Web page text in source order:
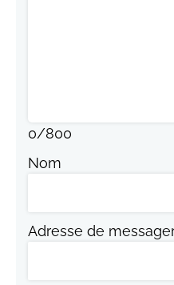
0/800
Nom
Adresse de